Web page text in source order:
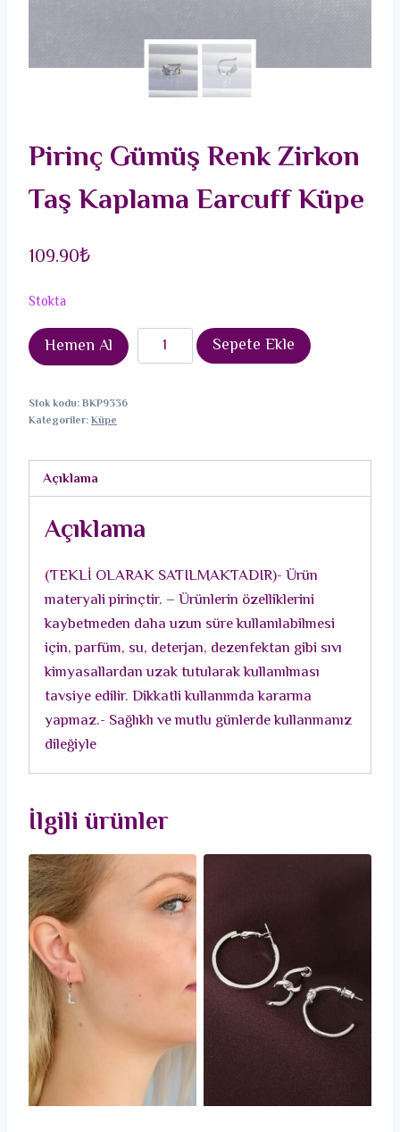
Pirinç Gümüş Renk Zirkon
Taş Kaplama Earcuff Küpe
109.90₺
Stokta
Hemen Al
Pirinç
Gümüş
Kaplama
adet
Sepete Ekle
Stok kodu:BKP9336
Kategoriler:Küpe
Açıklama
Açıklama
(TEKLİ OLARAK SATILMAKTADIR)- Ürün
materyali pirinçtir. – Ürünlerin özelliklerini
kaybetmeden daha uzun süre kullanılabilmesi
için, parfüm, su, deterjan, dezenfektan gibi sıvı
kimyasallardan uzak tutularak kullanılması
tavsiye edilir. Dikkatli kullanımda kararma
yapmaz.- Sağlıklı ve mutlu günlerde kullanmanız
dileğiyle
İlgili ürünler